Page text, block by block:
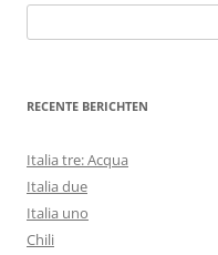
naar:
RECENTE BERICHTEN
Italia tre: Acqua
Italia due
Italia uno
Chili